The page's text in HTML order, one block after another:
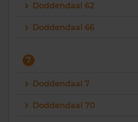
Doddendaal 62
Doddendaal 66
7
Doddendaal 7
Doddendaal 70